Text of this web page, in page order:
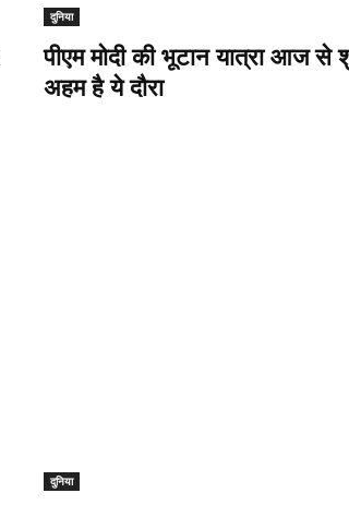
दुनिया
पीएम मोदी की भूटान यात्रा आज से
अहम है ये दौरा
दुनिया